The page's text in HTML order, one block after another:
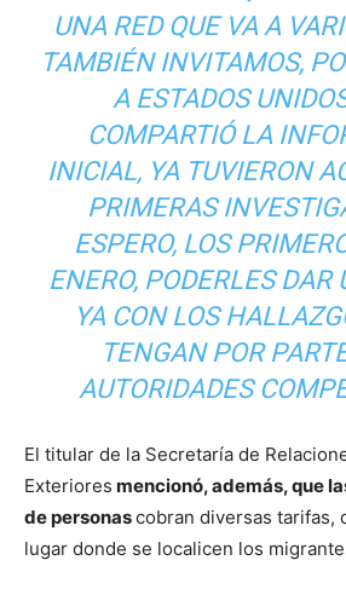
UNA RED QUE VA A
TAMBIÉN INVITAMOS,
A ESTADOS
COMPARTIÓ LA
INICIAL, YA TUVIERON
PRIMERAS
ESPERO, LOS
ENERO, PODERLES DAR
YA CON LOS
TENGAN POR
AUTORIDADES
El titular de la Secretaría de
Exteriores mencionó, además, que
de personascobran diversas tarifas,
lugar donde se localicen los